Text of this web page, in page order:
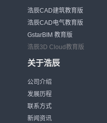
浩辰CAD建筑教育版
浩辰CAD电气教育版
GstarBIM 教育版
浩辰3D Cloud教育版
关于浩辰
公司介绍
发展历程
联系方式
新闻资讯